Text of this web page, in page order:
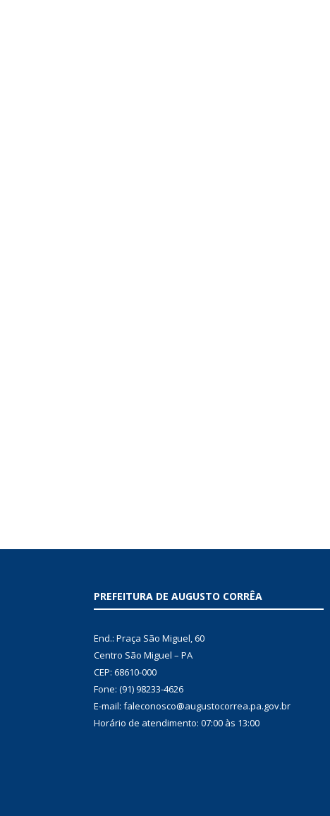
PREFEITURA DE AUGUSTO CORRÊA
End.: Praça São Miguel, 60
Centro São Miguel – PA
CEP: 68610-000
Fone: (91) 98233-4626
E-mail: faleconosco@augustocorrea.pa.gov.br
Horário de atendimento: 07:00 às 13:00